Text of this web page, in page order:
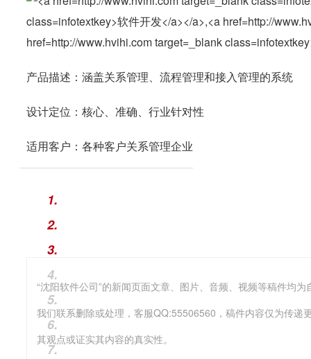
产品描述：涵盖关系管理、流程管理和接入管理的系统
设计定位：核心、准确、行业针对性
适用客户：各种客户关系管理企业
我们联系删除或处理，客服QQ:55506560，稿件内容仅为传递
其观点或证实其内容的真实性。
1.
2.
3.
4.
5.
6.
7.